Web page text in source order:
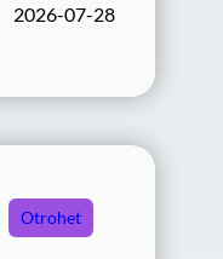
2026-07-28
Otrohet